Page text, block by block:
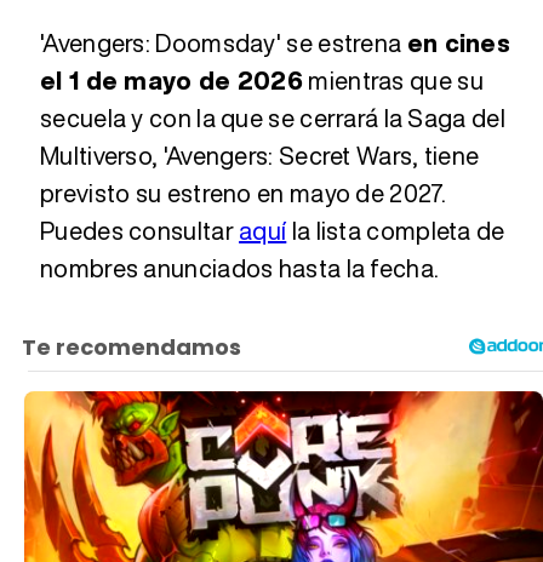
'Avengers: Doomsday' se estrena en cines
el 1 de mayo de 2026mientras que su
secuela y con la que se cerrará la Saga del
Multiverso, 'Avengers: Secret Wars, tiene
previsto su estreno en mayo de 2027.
Puedes consultaraquíla lista completa de
nombres anunciados hasta la fecha.